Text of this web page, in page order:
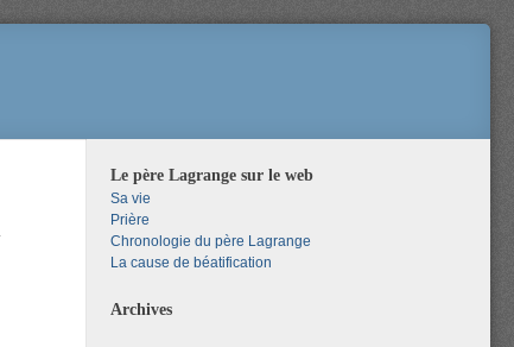
Le père Lagrange sur le web
Sa vie
Prière
Chronologie du père Lagrange
La cause de béatification
Archives